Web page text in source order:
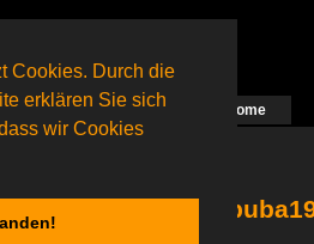
Cookies. Durch die
erklären Sie sich
wir Cookies
ist in Arbeit Home
und 13 Gäste)